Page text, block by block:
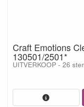
Craft Emotions
130501/2501*
UITVERKOOP - 26